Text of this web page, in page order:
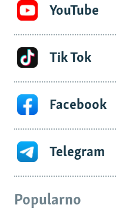
YouTube
Tik Tok
Facebook
Telegram
Popularno